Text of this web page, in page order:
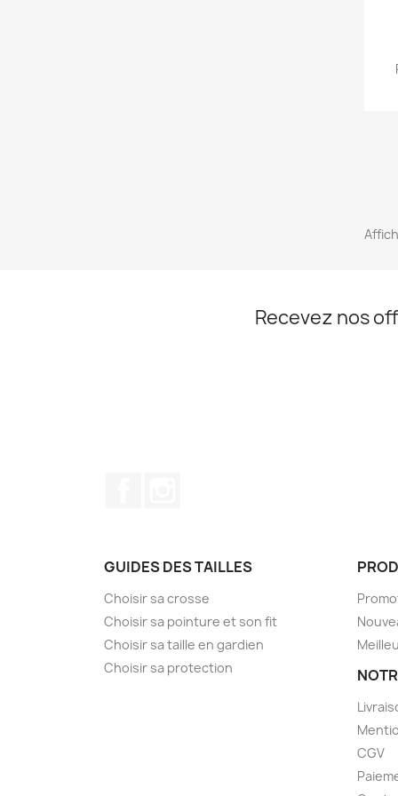
Recevez nos
GUIDES DES TAILLES
Choisir sa crosse
Choisir sa pointure et son fit
Choisir sa taille en gardien
Choisir sa protection
CGV